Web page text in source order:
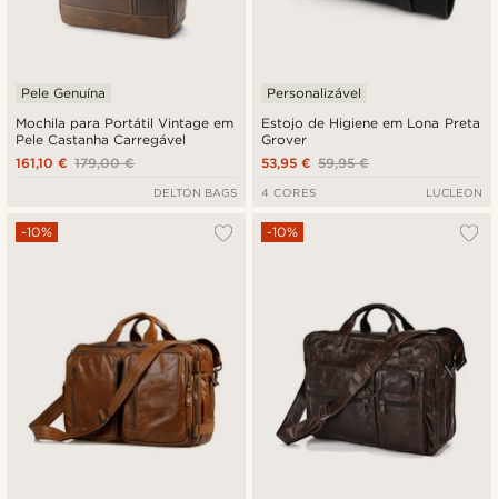
Mochila para Portátil Vintage em
Pele Castanha Carregável
Pele Genuína
179,00 €
161,10 €
DELTON BAGS
Estojo de Higiene em Lona Preta
Grover
Personalizável
59,95 €
53,95 €
4 CORES LUCLEON
-10% -10%